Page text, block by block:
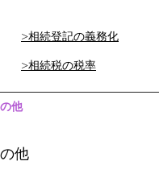
>相続登記の義務化
>相続税の税率
他
他